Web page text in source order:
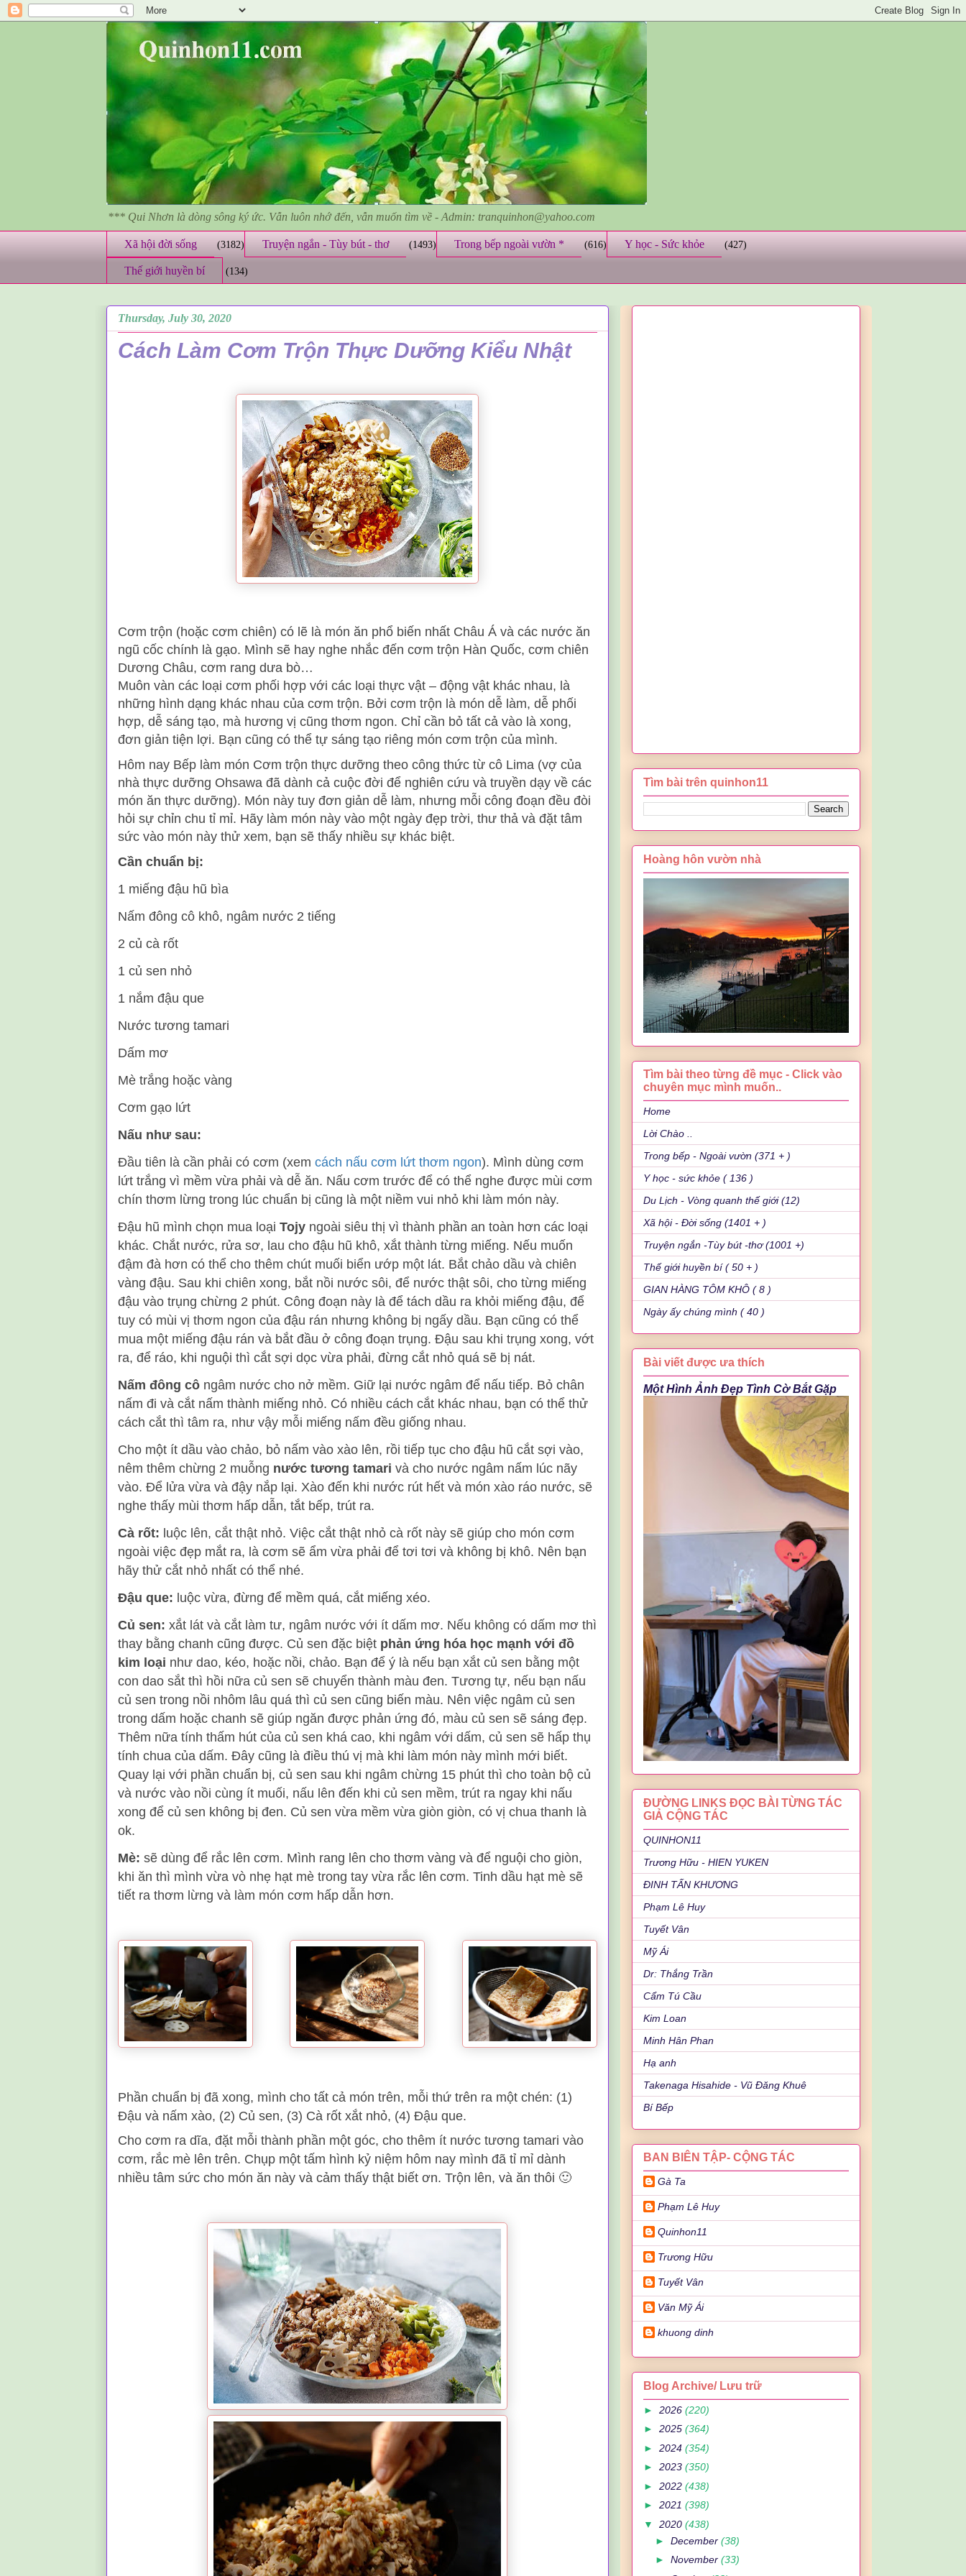
*** Qui Nhơn là dòng sông ký ức. Vẫn luôn nhớ đến, vẫn muốn tìm về - Admin: tranquinhon@yahoo.com
Xã hội đời sống (3182) Truyện ngắn - Tùy bút - thơ (1493) Trong bếp ngoài vườn * (616) Y học - Sức khỏe (427)
Thế giới huyền bí (134)
Thursday, July 30, 2020
Cách Làm Cơm Trộn Thực Dưỡng Kiểu Nhật
Cơm trộn (hoặc cơm chiên) có lẽ là món ăn phổ biến nhất Châu Á và các nước ăn
ngũ cốc chính là gạo. Mình sẽ hay nghe nhắc đến cơm trộn Hàn Quốc, cơm chiên
Dương Châu, cơm rang dưa bò…
Muôn vàn các loại cơm phối hợp với các loại thực vật – động vật khác nhau, là
những hình dạng khác nhau của cơm trộn. Bởi cơm trộn là món dễ làm, dễ phối
hợp, dễ sáng tạo, mà hương vị cũng thơm ngon. Chỉ cần bỏ tất cả vào là xong,
đơn giản tiện lợi. Bạn cũng có thể tự sáng tạo riêng món cơm trộn của mình.
Hôm nay Bếp làm món Cơm trộn thực dưỡng theo công thức từ cô Lima (vợ của
nhà thực dưỡng Ohsawa đã dành cả cuộc đời để nghiên cứu và truyền dạy về các
món ăn thực dưỡng). Món này tuy đơn giản dễ làm, nhưng mỗi công đoạn đều đòi
hỏi sự chỉn chu tỉ mỉ. Hãy làm món này vào một ngày đẹp trời, thư thả và đặt tâm
sức vào món này thử xem, bạn sẽ thấy nhiều sự khác biệt.
Cần chuẩn bị:
1 miếng đậu hũ bìa
Nấm đông cô khô, ngâm nước 2 tiếng
2 củ cà rốt
1 củ sen nhỏ
1 nắm đậu que
Nước tương tamari
Dấm mơ
Mè trắng hoặc vàng
Cơm gạo lứt
Nấu như sau:
Đầu tiên là cần phải có cơm (xem cách nấu cơm lứt thơm ngon). Mình dùng cơm
lứt trắng vì mềm vừa phải và dễ ăn. Nấu cơm trước để có thể nghe được mùi cơm
chín thơm lừng trong lúc chuẩn bị cũng là một niềm vui nhỏ khi làm món này.
Đậu hũ mình chọn mua loại Tojyngoài siêu thị vì thành phần an toàn hơn các loại
khác. Chắt nước, rửa sơ, lau cho đậu hũ khô, xắt thành từng miếng. Nếu muốn
đậm đà hơn có thể cho thêm chút muối biển ướp một lát. Bắt chảo dầu và chiên
vàng đậu. Sau khi chiên xong, bắt nồi nước sôi, để nước thật sôi, cho từng miếng
đậu vào trụng chừng 2 phút. Công đoạn này là để tách dầu ra khỏi miếng đậu, để
tuy có mùi vị thơm ngon của đậu rán nhưng không bị ngấy dầu. Bạn cũng có thể
mua một miếng đậu rán và bắt đầu ở công đoạn trụng. Đậu sau khi trụng xong, vớt
ra, để ráo, khi nguội thì cắt sợi dọc vừa phải, đừng cắt nhỏ quá sẽ bị nát.
Nấm đông côngâm nước cho nở mềm. Giữ lại nước ngâm để nấu tiếp. Bỏ chân
nấm đi và cắt nấm thành miếng nhỏ. Có nhiều cách cắt khác nhau, bạn có thể thử
cách cắt thì tâm ra, như vậy mỗi miếng nấm đều giống nhau.
Cho một ít dầu vào chảo, bỏ nấm vào xào lên, rồi tiếp tục cho đậu hũ cắt sợi vào,
nêm thêm chừng 2 muỗng nước tương tamari và cho nước ngâm nấm lúc nãy
vào. Để lửa vừa và đậy nắp lại. Xào đến khi nước rút hết và món xào ráo nước, sẽ
nghe thấy mùi thơm hấp dẫn, tắt bếp, trút ra.
Cà rốt: luộc lên, cắt thật nhỏ. Việc cắt thật nhỏ cà rốt này sẽ giúp cho món cơm
ngoài việc đẹp mắt ra, là cơm sẽ ẩm vừa phải để tơi tơi và không bị khô. Nên bạn
hãy thử cắt nhỏ nhất có thể nhé.
Đậu que: luộc vừa, đừng để mềm quá, cắt miếng xéo.
Củ sen: xắt lát và cắt làm tư, ngâm nước với ít dấm mơ. Nếu không có dấm mơ thì
thay bằng chanh cũng được. Củ sen đặc biệt phản ứng hóa học mạnh với đồ
kim loại như dao, kéo, hoặc nồi, chảo. Bạn để ý là nếu bạn xắt củ sen bằng một
con dao sắt thì hồi nữa củ sen sẽ chuyển thành màu đen. Tương tự, nếu bạn nấu
củ sen trong nồi nhôm lâu quá thì củ sen cũng biến màu. Nên việc ngâm củ sen
trong dấm hoặc chanh sẽ giúp ngăn được phản ứng đó, màu củ sen sẽ sáng đẹp.
Thêm nữa tính thấm hút của củ sen khá cao, khi ngâm với dấm, củ sen sẽ hấp thụ
tính chua của dấm. Đây cũng là điều thú vị mà khi làm món này mình mới biết.
Quay lại với phần chuẩn bị, củ sen sau khi ngâm chừng 15 phút thì cho toàn bộ củ
và nước vào nồi cùng ít muối, nấu lên đến khi củ sen mềm, trút ra ngay khi nấu
xong để củ sen không bị đen. Củ sen vừa mềm vừa giòn giòn, có vị chua thanh là
ok.
Mè: sẽ dùng để rắc lên cơm. Mình rang lên cho thơm vàng và để nguội cho giòn,
khi ăn thì mình vừa vò nhẹ hạt mè trong tay vừa rắc lên cơm. Tinh dầu hạt mè sẽ
tiết ra thơm lừng và làm món cơm hấp dẫn hơn.
Phần chuẩn bị đã xong, mình cho tất cả món trên, mỗi thứ trên ra một chén: (1)
Đậu và nấm xào, (2) Củ sen, (3) Cà rốt xắt nhỏ, (4) Đậu que.
Cho cơm ra dĩa, đặt mỗi thành phần một góc, cho thêm ít nước tương tamari vào
cơm, rắc mè lên trên. Chụp một tấm hình kỷ niệm hôm nay mình đã tỉ mỉ dành
nhiều tâm sức cho món ăn này và cảm thấy thật biết ơn. Trộn lên, và ăn thôi 🙂
Tìm bài trên quinhon11
Hoàng hôn vườn nhà
Tìm bài theo từng đề mục - Click vào
chuyên mục mình muốn..
Home
Lời Chào ..
Trong bếp - Ngoài vườn (371 + )
Y học - sức khỏe ( 136 )
Du Lịch - Vòng quanh thế giới (12)
Xã hội - Đời sống (1401 + )
Truyện ngắn -Tùy bút -thơ (1001 +)
Thế giới huyền bí ( 50 + )
GIAN HÀNG TÔM KHÔ ( 8 )
Ngày ấy chúng mình ( 40 )
Bài viết được ưa thích
Một Hình Ảnh Đẹp Tình Cờ Bắt Gặp
ĐƯỜNG LINKS ĐỌC BÀI TỪNG TÁC
GIẢ CỘNG TÁC
QUINHON11
Trương Hữu - HIEN YUKEN
ĐINH TẤN KHƯƠNG
Phạm Lê Huy
Tuyết Vân
Mỹ Ái
Dr: Thắng Trần
Cẩm Tú Cầu
Kim Loan
Minh Hân Phan
Hạ anh
Takenaga Hisahide - Vũ Đăng Khuê
Bí Bếp
BAN BIÊN TẬP- CỘNG TÁC
Gà Ta
Phạm Lê Huy
Quinhon11
Trương Hữu
Tuyết Vân
Văn Mỹ Ái
khuong dinh
Blog Archive/ Lưu trữ
► 2026 (220)
► 2025 (364)
► 2024 (354)
► 2023 (350)
► 2022 (438)
► 2021 (398)
▼ 2020 (438)
►December(38)
►November(33)